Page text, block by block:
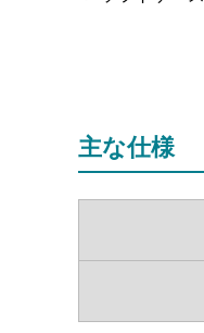
主な仕様